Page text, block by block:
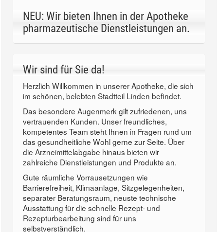
NEU: Wir bieten Ihnen in der Apotheke
pharmazeutische Dienstleistungen an.
Wir sind für Sie da!
Herzlich Willkommen in unserer Apotheke, die sich
im schönen, belebten Stadtteil Linden befindet.
Das besondere Augenmerk gilt zufriedenen, uns
vertrauenden Kunden. Unser freundliches,
kompetentes Team steht Ihnen in Fragen rund um
das gesundheitliche Wohl gerne zur Seite. Über
die Arzneimittelabgabe hinaus bieten wir
zahlreiche Dienstleistungen und Produkte an.
Gute räumliche Vorrausetzungen wie
Barrierefreiheit, Klimaanlage, Sitzgelegenheiten,
separater Beratungsraum, neuste technische
Ausstattung für die schnelle Rezept- und
Rezepturbearbeitung sind für uns
selbstverständlich.